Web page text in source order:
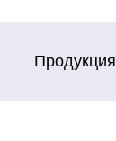
Продукция